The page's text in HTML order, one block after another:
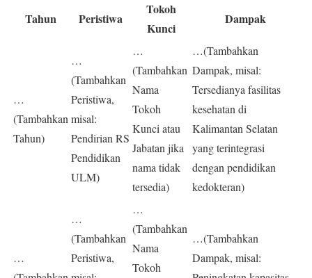
Tahun Peristiwa
Tokoh
Kunci
Dampak
…
(Tambahkan
Tahun)
…
(Tambahkan
Peristiwa,
misal:
Pendirian RS
Pendidikan
ULM)
…
(Tambahkan
Nama
Tokoh
Kunci atau
Jabatan jika
nama tidak
tersedia)
…(Tambahkan
Dampak, misal:
Tersedianya fasilitas
kesehatan di
Kalimantan Selatan
yang terintegrasi
dengan pendidikan
kedokteran)
…
…
(Tambahkan
Peristiwa,
…
(Tambahkan
Nama
Tokoh
…(Tambahkan
Dampak, misal: